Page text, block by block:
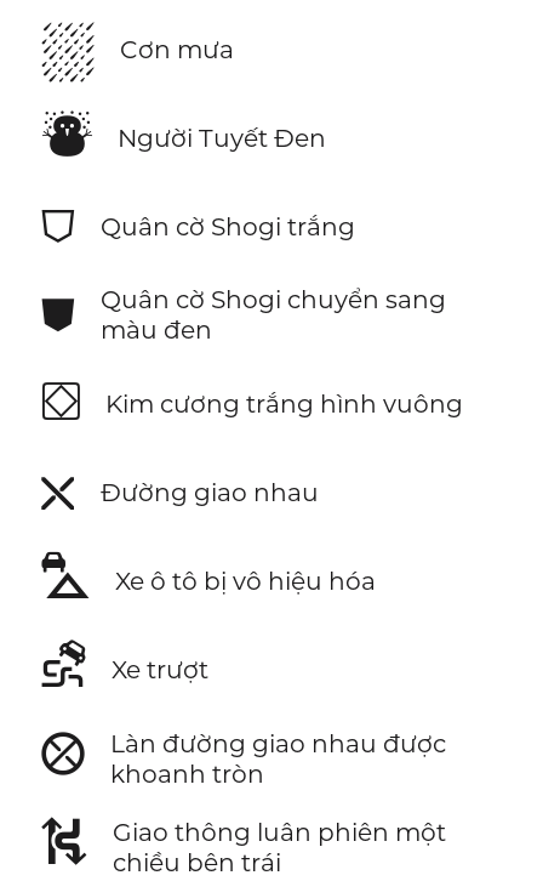
⛆ Cơn mưa
⛇ Người Tuyết Đen
⛉ Quân cờ Shogi trắng
⛊
Quân cờ Shogi chuyển sang
màu đen
⛋ Kim cương trắng hình vuông
⛌ Đường giao nhau
⛍ Xe ô tô bị vô hiệu hóa
⛐ Xe trượt
⛒
Làn đường giao nhau được
khoanh tròn
⛕
Giao thông luân phiên một
chiều bên trái